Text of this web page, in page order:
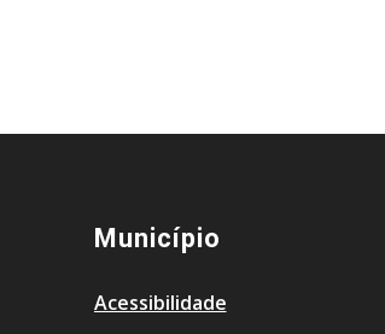
Município
Acessibilidade